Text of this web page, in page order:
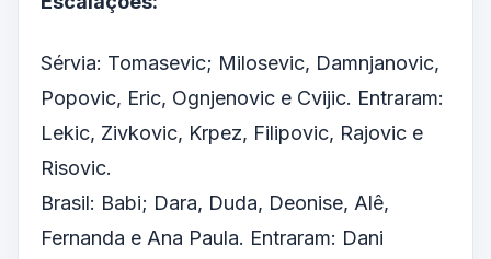
Sérvia: Tomasevic; Milosevic, Damnjanovic,
Popovic, Eric, Ognjenovic e Cvijic. Entraram:
Lekic, Zivkovic, Krpez, Filipovic, Rajovic e
Risovic.
Brasil: Babi; Dara, Duda, Deonise, Alê,
Fernanda e Ana Paula. Entraram: Dani